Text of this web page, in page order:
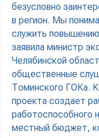
безусловно
в регион. Мы
служить
заявила министр
Челябинской
общественные
Томинского ГОКа.
проекта создает
работоспособного
местный бюджет,